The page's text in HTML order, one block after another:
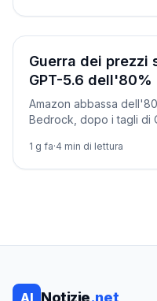
Aziende
Guerra dei prezzi
GPT-5.6 dell'80%
Amazon abbassa
Bedrock, dopo i tagli di
1 g fa·4 min di lettura
AI Notizie.net